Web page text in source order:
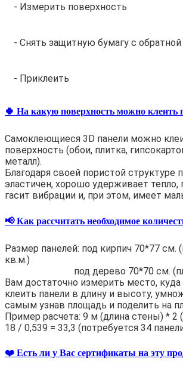
- Измерить поверхность
- Снять защитную бумагу с
- Приклеить
🍀 На какую поверхность можно клеить
Самоклеющиеся 3D панели можно
поверхность (обои, плитка,
металл).
Благодаря своей пористой структуре
эластичен, хорошо удерживает тепло,
гасит вибрации и, при этом, имеет
📢 Как рассчитать необходимое
Размер панелей: под кирпич 70*77 см.
кв.м.)
под дерево 70*70 см.
Вам достаточно измерить место,
клеить панели в длину и высоту,
самым узнав площадь и поделить на
Пример расчета: 9 м (длина стены) * 2
18 / 0,539 = 33,3 (потребуется 34
❤️ Есть ли у Вас сертификаты на эту